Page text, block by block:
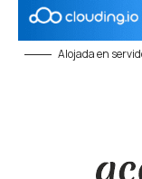
Alojada en